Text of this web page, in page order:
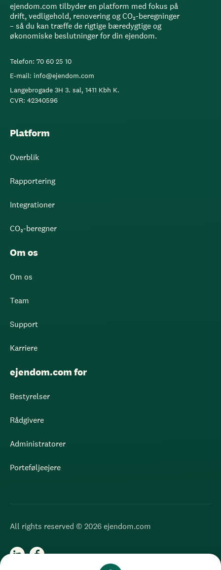
ejendom.com tilbyder en platform med fokus på
drift, vedligehold, renovering og CO₂-beregninger
– så du kan træffe de rigtige bæredygtige og
økonomiske beslutninger for din ejendom.
Telefon: 70 60 25 10
E-mail: info@ejendom.com
Langebrogade 3H 3. sal, 1411 Kbh K.
CVR: 42340596
Platform
Overblik
Rapportering
Integrationer
CO₂-beregner
Om os
Om os
Team
Support
Karriere
ejendom.com for
Bestyrelser
Rådgivere
Administratorer
Porteføljeejere
All rights reserved © 2026 ejendom.com